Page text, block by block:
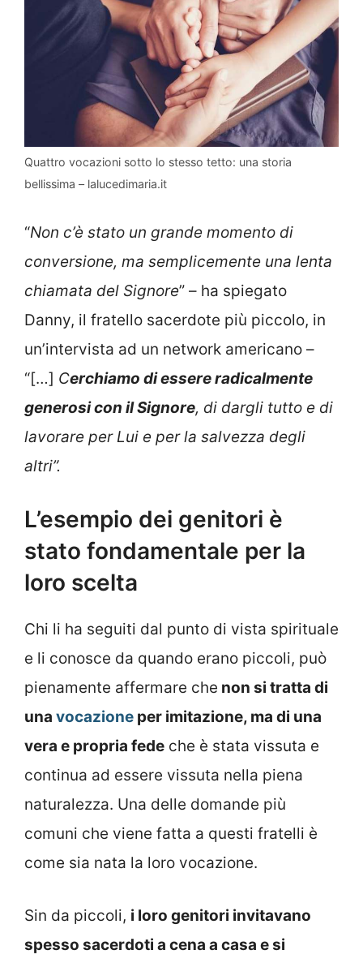
Quattro vocazioni sotto lo stesso tetto: una storia
bellissima – lalucedimaria.it
“Non c’è stato un grande momento di
conversione, ma semplicemente una lenta
chiamata del Signore” – ha spiegato
Danny, il fratello sacerdote più piccolo, in
un’intervista ad un network americano –
“[…] Cerchiamo di essere radicalmente
generosi con il Signore, di dargli tutto e di
lavorare per Lui e per la salvezza degli
altri”.
L’esempio dei genitori è
stato fondamentale per la
loro scelta
Chi li ha seguiti dal punto di vista spirituale
e li conosce da quando erano piccoli, può
pienamente affermare che non si tratta di
una vocazione per imitazione, ma di una
vera e propria fede che è stata vissuta e
continua ad essere vissuta nella piena
naturalezza. Una delle domande più
comuni che viene fatta a questi fratelli è
come sia nata la loro vocazione.
Sin da piccoli, i loro genitori invitavano
spesso sacerdoti a cena a casa e si